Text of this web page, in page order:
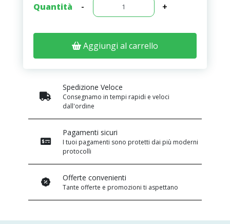
Quantità - +
Aggiungi al carrello
Spedizione Veloce
Consegnamo in tempi rapidi e veloci
dall'ordine
Pagamenti sicuri
I tuoi pagamenti sono protetti dai più moderni
protocolli
Offerte convenienti
Tante offerte e promozioni ti aspettano